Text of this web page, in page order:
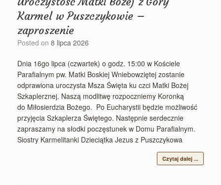
Karmel w Puszczykowie –
zaproszenie
Posted on 8 lipca 2026
Dnia 16go lipca (czwartek) o godz. 15:00 w Kościele
Parafialnym pw. Matki Boskiej Wniebowziętej zostanie
odprawiona uroczysta Msza Święta ku czci Matki Bożej
Szkaplerznej. Naszą modlitwę rozpoczniemy Koronką
do Miłosierdzia Bożego. Po Eucharystii będzie możliwość
przyjęcia Szkaplerza Świętego. Następnie serdecznie
zapraszamy na słodki poczęstunek w Domu Parafialnym.
Siostry Karmelitanki Dzieciątka Jezus z Puszczykowa
Czytaj dalej ...